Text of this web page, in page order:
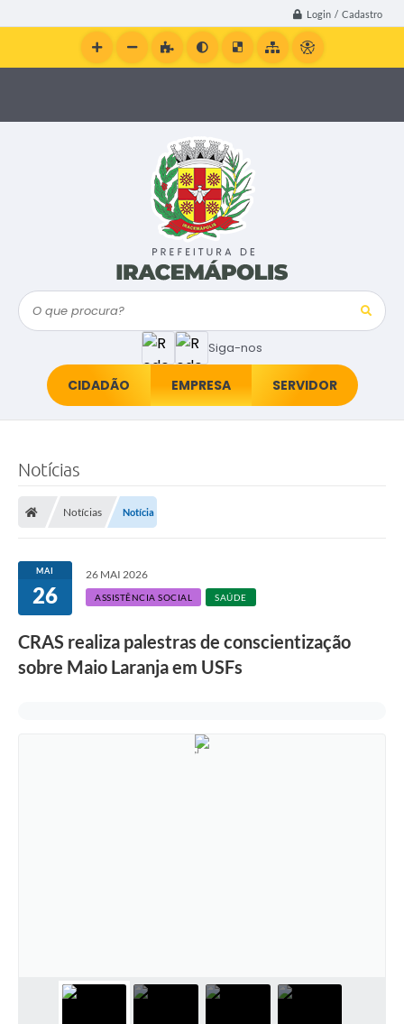
Login / Cadastro
Siga-nos
O que procura?
CIDADÃO EMPRESA SERVIDOR
Notícias
Notícias Notícia
MAI
26
26 MAI 2026
ASSISTÊNCIA SOCIAL SAÚDE
CRAS realiza palestras de conscientização
sobre Maio Laranja em USFs